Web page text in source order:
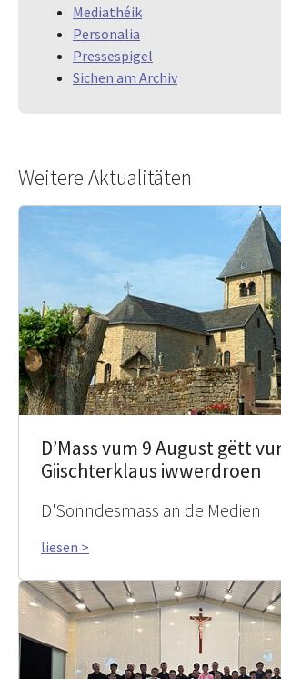
Mediathéik
Personalia
Pressespigel
Sichen am Archiv
Weitere Aktualitäten
D’Mass vum 9 August gëtt
Giischterklaus iwwerdroen
D'Sonndesmass an de Medien
liesen >